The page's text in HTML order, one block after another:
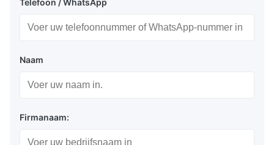
Telefoon / WhatsApp
Naam
Firmanaam: